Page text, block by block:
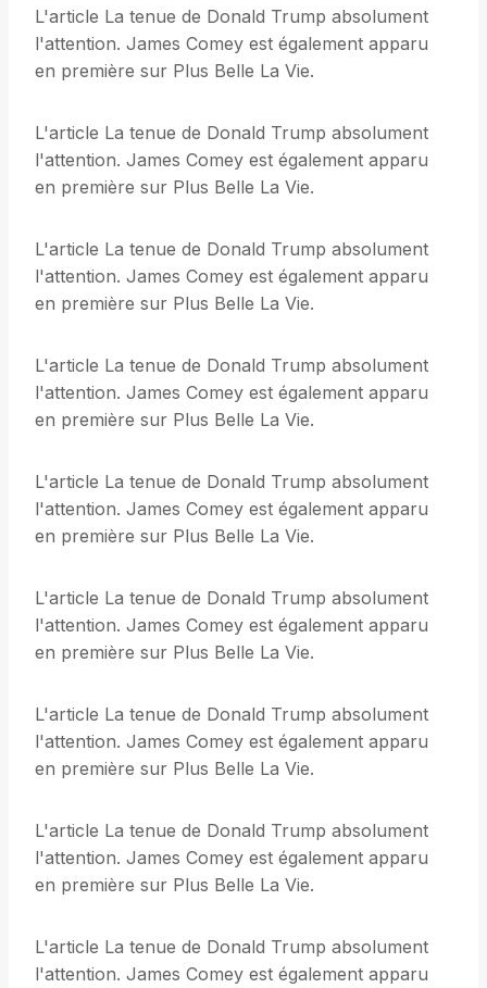
L'article La tenue de Donald Trump absolument
l'attention. James Comey est également apparu
en première sur Plus Belle La Vie.
L'article La tenue de Donald Trump absolument
l'attention. James Comey est également apparu
en première sur Plus Belle La Vie.
L'article La tenue de Donald Trump absolument
l'attention. James Comey est également apparu
en première sur Plus Belle La Vie.
L'article La tenue de Donald Trump absolument
l'attention. James Comey est également apparu
en première sur Plus Belle La Vie.
L'article La tenue de Donald Trump absolument
l'attention. James Comey est également apparu
en première sur Plus Belle La Vie.
L'article La tenue de Donald Trump absolument
l'attention. James Comey est également apparu
en première sur Plus Belle La Vie.
L'article La tenue de Donald Trump absolument
l'attention. James Comey est également apparu
en première sur Plus Belle La Vie.
L'article La tenue de Donald Trump absolument
l'attention. James Comey est également apparu
en première sur Plus Belle La Vie.
L'article La tenue de Donald Trump absolument
l'attention. James Comey est également apparu